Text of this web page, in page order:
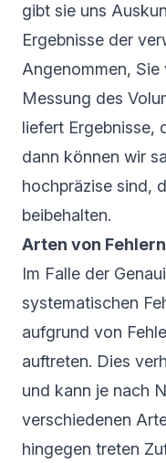
gibt sie uns
Ergebnisse der
Angenommen,
Messung des
liefert Ergebnisse,
dann können wir
hochpräzise sind,
beibehalten.
Arten von
Im Falle der
systematischen
aufgrund von
auftreten. Dies
und kann je nach
verschiedenen
hingegen treten